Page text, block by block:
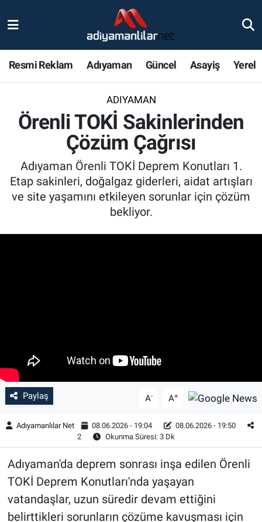
Resmi Reklam Adıyaman Güncel Asayiş Yerel
ADIYAMAN
Örenli TOKİ Sakinlerinden
Çözüm Çağrısı
Adıyaman Örenli TOKİ Deprem Konutları 1.
Etap sakinleri, doğalgaz giderleri, aidat artışları
ve site yaşamını etkileyen sorunlar için çözüm
bekliyor.
Paylaş A- A+
Adıyamanlılar Net 08.06.2026 - 19:04
08.06.2026 - 19:50
2
Okunma Süresi: 3 Dk
Adıyaman'da deprem sonrası inşa edilen Örenli
TOKİ Deprem Konutları'nda yaşayan
vatandaşlar, uzun süredir devam ettiğini
belirttikleri sorunların çözüme kavuşması için
Magazin
Bölge Haberleri
Gündem
Yaşam
BİLİM VE TEKNOLOJİ
Şambayat Haber
Nöbetçi Eczaneler
Adiyaman Namaz Vakitleri
Trafik Durumu
Süper Lig Puan Durumu ve Fikstür
Tüm Manşetler